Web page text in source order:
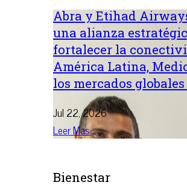
Abra y Etihad
una alianza
fortalecer la
América Latina,
los mercados
Jul 22, 2026
Leer Mas
Bienestar